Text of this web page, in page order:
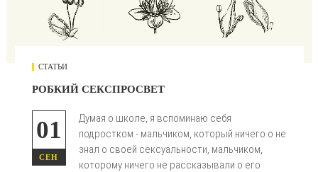
СТАТЬИ
РОБКИЙ СЕКСПРОСВЕТ
01
СЕН
Думая о школе, я вспоминаю себя
подростком - мальчиком, который ничего о не
знал о своей сексуальности, мальчиком,
которому ничего не рассказывали о его